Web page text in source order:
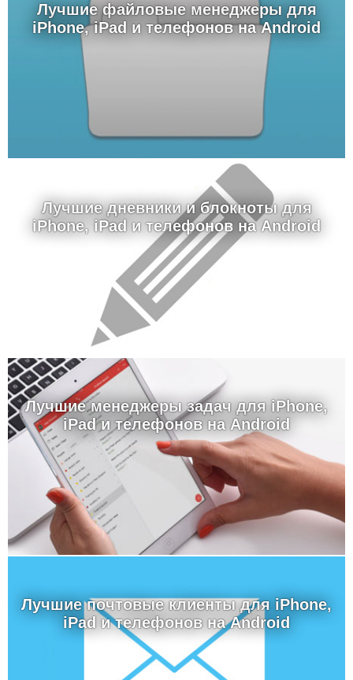
Лучшие файловые менеджеры для
iPhone, iPad и телефонов на Android
Лучшие дневники и блокноты для
iPhone, iPad и телефонов на Android
Лучшие менеджеры задач для iPhone,
iPad и телефонов на Android
Лучшие почтовые клиенты для iPhone,
iPad и телефонов на Android